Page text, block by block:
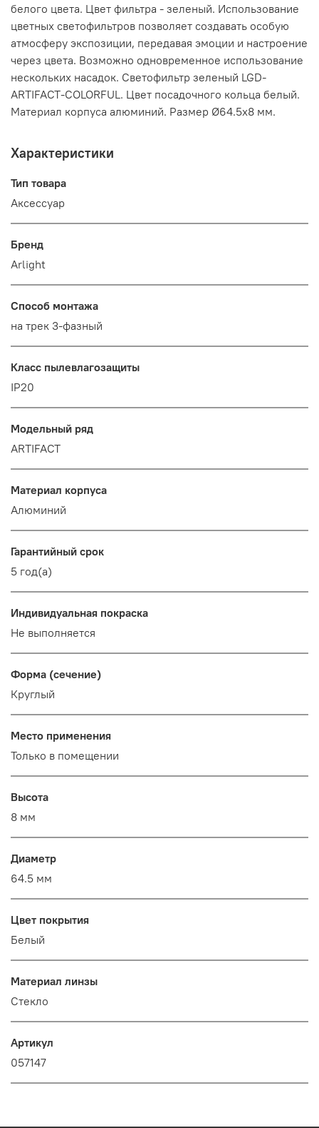
белого цвета. Цвет фильтра - зеленый. Использование
цветных светофильтров позволяет создавать особую
атмосферу экспозиции, передавая эмоции и настроение
через цвета. Возможно одновременное использование
нескольких насадок. Светофильтр зеленый LGD-
ARTIFACT-COLORFUL. Цвет посадочного кольца белый.
Материал корпуса алюминий. Размер Ø64.5x8 мм.
Характеристики
Тип товара
Аксессуар
Бренд
Arlight
Способ монтажа
на трек 3-фазный
Класс пылевлагозащиты
IP20
Модельный ряд
ARTIFACT
Материал корпуса
Алюминий
Гарантийный срок
5 год(а)
Индивидуальная покраска
Не выполняется
Форма (сечение)
Круглый
Место применения
Только в помещении
Высота
8 мм
Диаметр
64.5 мм
Цвет покрытия
Белый
Материал линзы
Стекло
Артикул
057147